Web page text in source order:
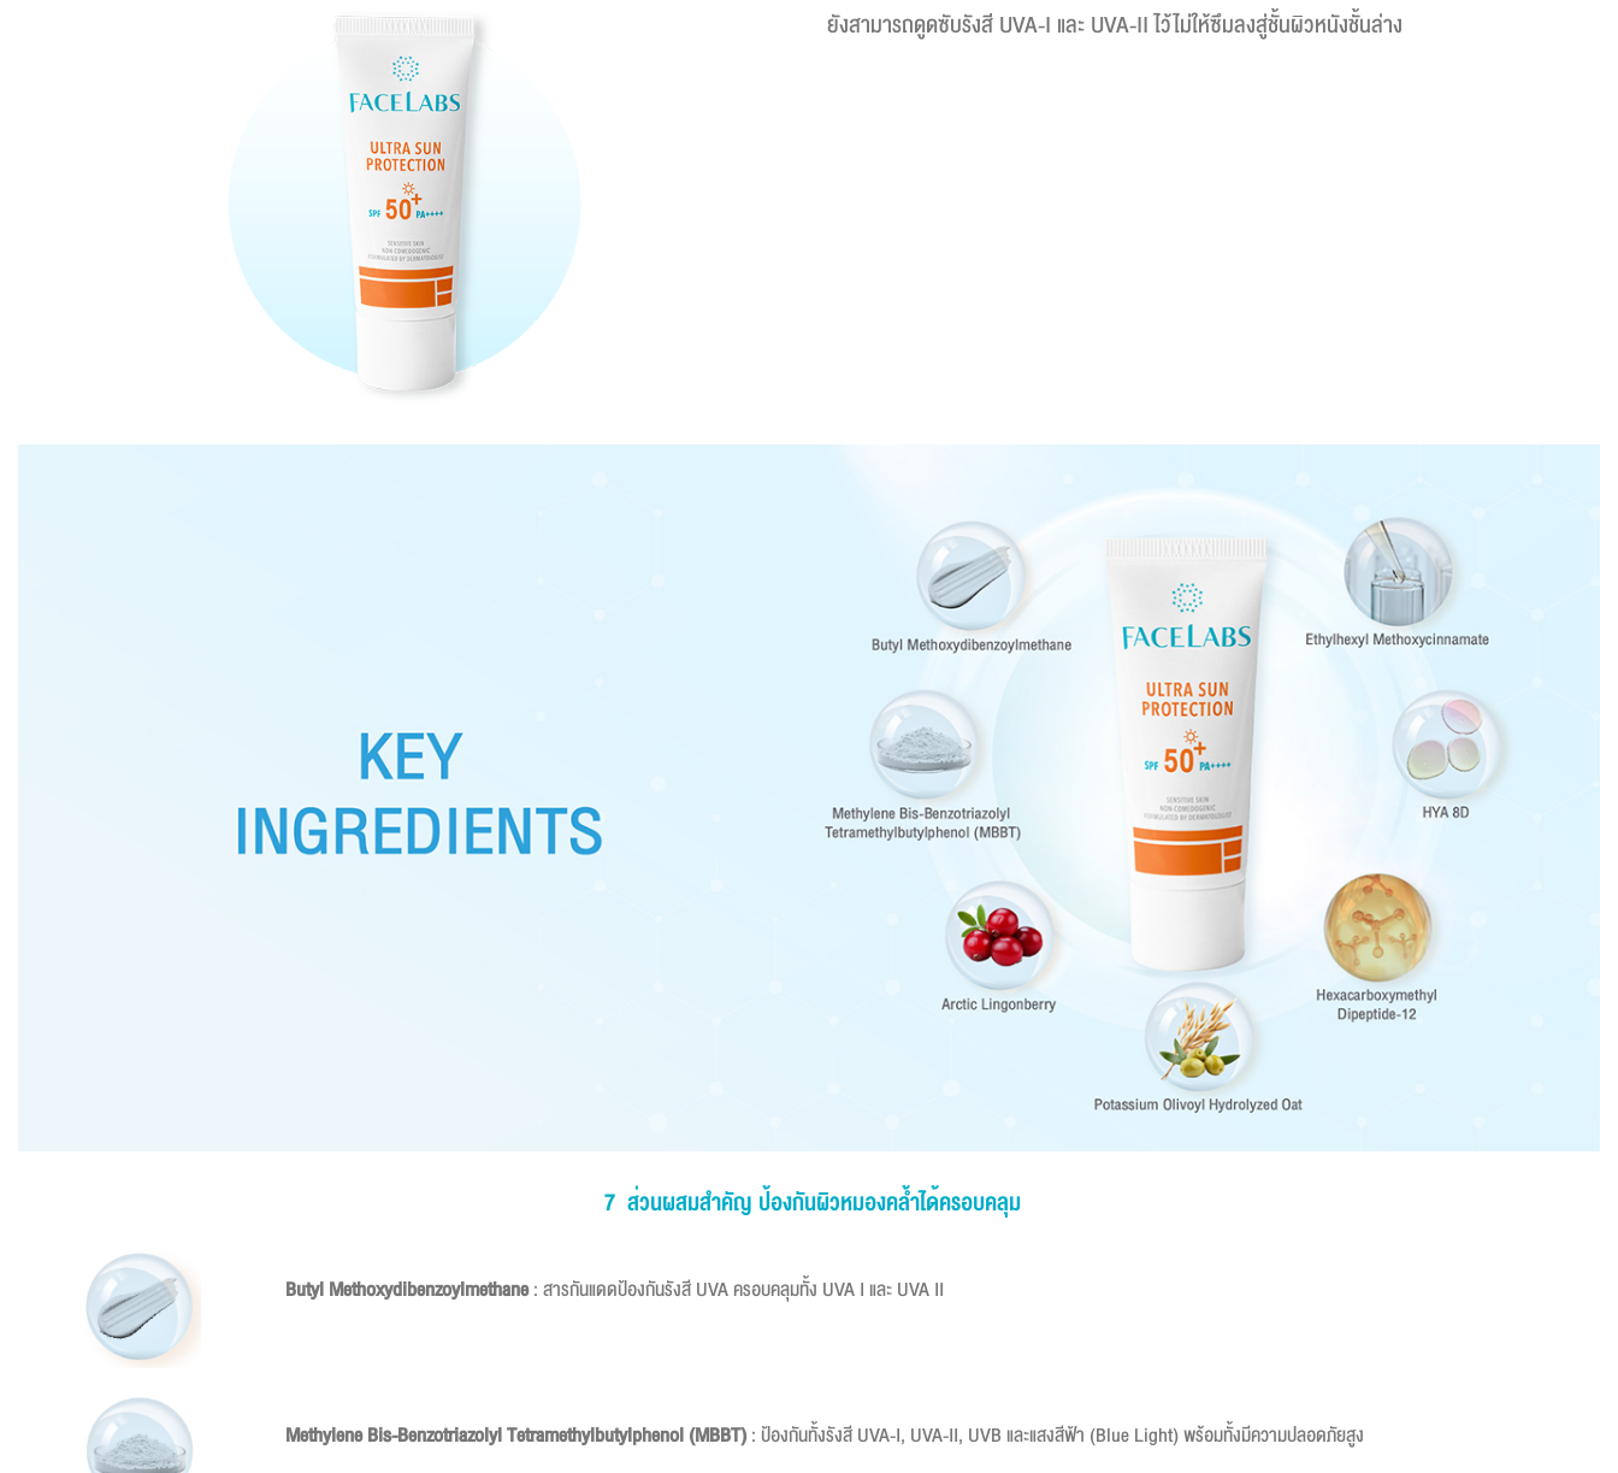
ยังสามารถดูดซับรังสี UVA-I และ UVA-II ไว้ไม่ให้ซึมลงสู่ชั้นผิวหนังชั้นล่าง
7 ส่วนผสมสำคัญ ป้องกันผิวหมองคล้ำได้ครอบคลุม
Butyl Methoxydibenzoylmethane: สารกันแดดป้องกันรังสี UVA ครอบคลุมทั้ง UVA I และ UVA II
Methylene Bis-Benzotriazolyl Tetramethylbutylphenol (MBBT): ป้องกันทั้งรังสี UVA-I, UVA-II, UVB และแสงสีฟ้า (Blue Light) พร้อมทั้งมีความปลอดภัยสูง